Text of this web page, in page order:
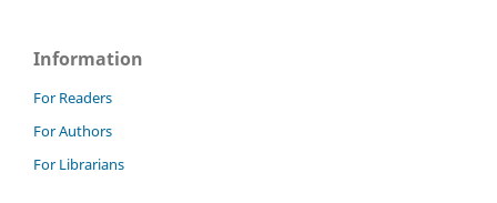
Information
For Readers
For Authors
For Librarians